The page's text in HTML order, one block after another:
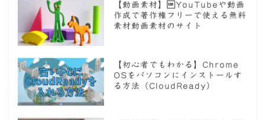
【動画素材】YouTubeや動画
作成で著作権フリーで使える無料
素材動画素材のサイト
【初心者でもわかる】Chrome
OSをパソコンにインストールす
る方法（CloudReady）